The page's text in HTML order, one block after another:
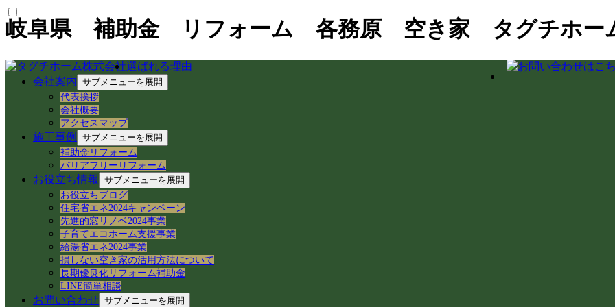
岐阜県 補助金 リフォーム 各務原 空き家 タグチホー
選ばれる理由
会社案内 サブメニューを展開
代表挨拶
会社概要
アクセスマップ
施工事例
サブメニューを展開
補助金リフォーム
バリアフリーリフォーム
お役立ち情報
サブメニューを展開
お役立ちブログ
住宅省エネ2024キャンペーン
先進的窓リノベ2024事業
子育てエコホーム支援事業
給湯省エネ2024事業
損しない空き家の活用方法について
長期優良化リフォーム補助金
LINE簡単相談
お問い合わせ サブメニューを展開
最新の投稿
【空き家から空き家へ】家具レスキューで地域おこし協力隊の新生活＆民泊活用を支援！
岐阜県各務原市での空き家売買｜確定測量と境界杭設置（境界確定）の重要性
岐阜県各務原市｜賃貸住宅の売却準備！退去前の室内確認と修繕のご相談
岐阜市のアパートでシャワーホースを交換！アダプター適合の注意点と水漏れ対策
岐阜県各務原市の空き家・賃貸管理｜入居者募集とDIY補修のリアル
【岐阜県各務原市】事務所の大掃除＆床ワックス掛けを実施！綺麗な職場環境を保つ手順とコツ
岐阜県各務原市｜減築リフォームとテラス屋根下の土間コンクリート工事
【岐阜県】命を守る木造住宅の耐震改修へ！新県庁での講習会参加レポート
岐阜市で築50年の空き家をどう活用する？民泊・レンタルキッチン・グループホーム等の最新事例と注意点
岐阜県各務原市｜減築リフォームと大型アルミテラス屋根施工で快適な大空間を実現！
カテゴリー
空き家民泊 (22)